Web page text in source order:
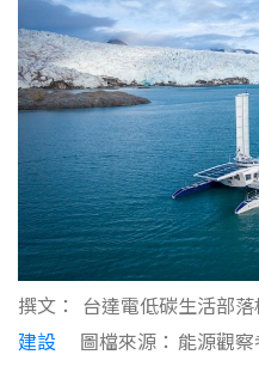
撰文： 台達電低碳生活部
建設
圖檔來源： 能源觀察